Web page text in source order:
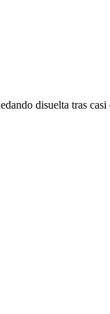
disuelta tras casi